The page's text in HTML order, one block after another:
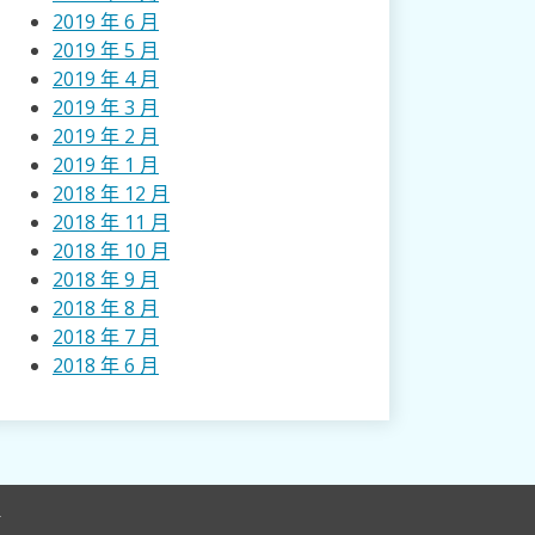
2019 年 6 月
2019 年 5 月
2019 年 4 月
2019 年 3 月
2019 年 2 月
2019 年 1 月
2018 年 12 月
2018 年 11 月
2018 年 10 月
2018 年 9 月
2018 年 8 月
2018 年 7 月
2018 年 6 月